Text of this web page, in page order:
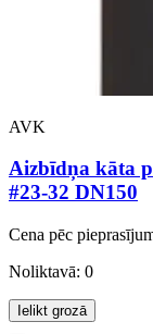
AVK
Aizbīdņa kāta
#23-32 DN150
Cena pēc
Noliktavā: 0
Ielikt grozā